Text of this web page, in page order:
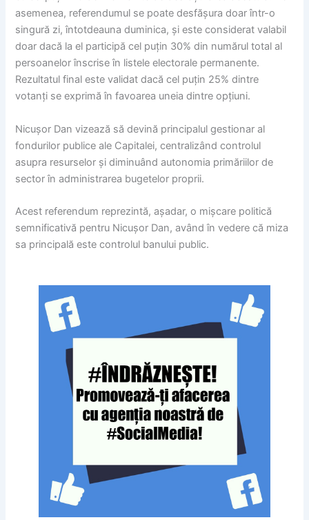
asemenea, referendumul se poate desfășura doar într-o
singură zi, întotdeauna duminica, și este considerat valabil
doar dacă la el participă cel puțin 30% din numărul total al
persoanelor înscrise în listele electorale permanente.
Rezultatul final este validat dacă cel puțin 25% dintre
votanți se exprimă în favoarea uneia dintre opțiuni.
Nicușor Dan vizează să devină principalul gestionar al
fondurilor publice ale Capitalei, centralizând controlul
asupra resurselor și diminuând autonomia primăriilor de
sector în administrarea bugetelor proprii.
Acest referendum reprezintă, așadar, o mișcare politică
semnificativă pentru Nicușor Dan, având în vedere că miza
sa principală este controlul banului public.